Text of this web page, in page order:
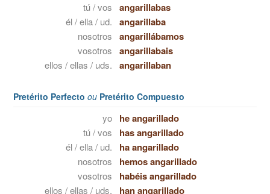
tú / vos angarillabas
él / ella / ud. angarillaba
nosotros angarillábamos
vosotros angarillabais
ellos / ellas / uds. angarillaban
Pretérito Perfecto ou Pretérito Compuesto
yo he angarillado
tú / vos has angarillado
él / ella / ud. ha angarillado
nosotros hemos angarillado
vosotros habéis angarillado
ellos / ellas / uds. han angarillado